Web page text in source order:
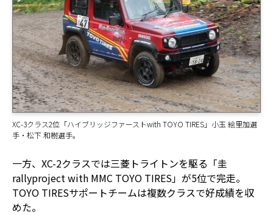
XC-3クラス2位「ハイブリッジファーストwith TOYO TIRES」小玉 絵里加選
手・松下 和樹選手。
一方、XC-2クラスでは三菱トライトンを駆る「圭
rallyproject with MMC TOYO TIRES」が5位で完走。
TOYO TIRESサポートチームは複数クラスで好成績を収
めた。